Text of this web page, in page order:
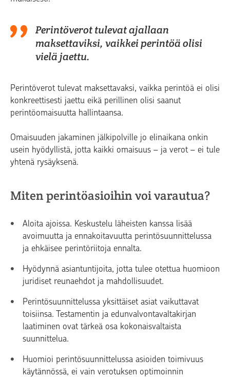
Perintöverot tulevat ajallaan
maksettaviksi, vaikkei perintöä olisi
vielä jaettu.
Perintöverot tulevat maksettavaksi, vaikka perintöä ei olisi
konkreettisesti jaettu eikä perillinen olisi saanut
perintöomaisuutta hallintaansa.
Omaisuuden jakaminen jälkipolville jo elinaikana onkin
usein hyödyllistä, jotta kaikki omaisuus – ja verot – ei tule
yhtenä rysäyksenä.
Miten perintöasioihin voi varautua?
Aloita ajoissa. Keskustelu läheisten kanssa lisää
avoimuutta ja ennakoitavuutta perintösuunnittelussa
ja ehkäisee perintöriitoja ennalta.
Hyödynnä asiantuntijoita, jotta tulee otettua huomioon
juridiset reunaehdot ja mahdollisuudet.
Perintösuunnittelussa yksittäiset asiat vaikuttavat
toisiinsa. Testamentin ja edunvalvontavaltakirjan
laatiminen ovat tärkeä osa kokonaisvaltaista
suunnittelua.
Huomioi perintösuunnittelussa asioiden toimivuus
käytännössä, ei vain verotuksen optimoinnin